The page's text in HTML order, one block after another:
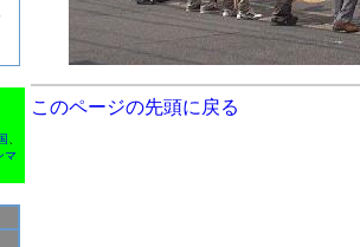
マ
このページの先頭に戻る